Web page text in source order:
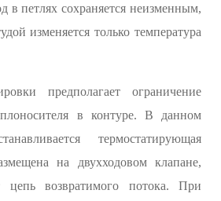
в петлях сохраняется неизменным,
изменяется только температура
предполагает ограничение
в контуре. В данном
термостатирующая
на двухходовом клапане,
цепь возвратимого потока. При